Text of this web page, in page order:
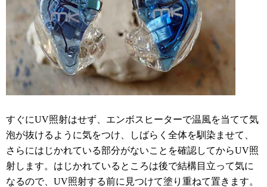
すぐにUV照射はせず、エンボスヒーターで温風を当てて気
泡が抜けるように気をつけ、しばらく全体を馴染ませて、
さらにはじかれている部分がないことを確認してからUV照
射します。はじかれているところは後で結構目立って気に
なるので、UV照射する前に見つけて塗り重ねて置きます。